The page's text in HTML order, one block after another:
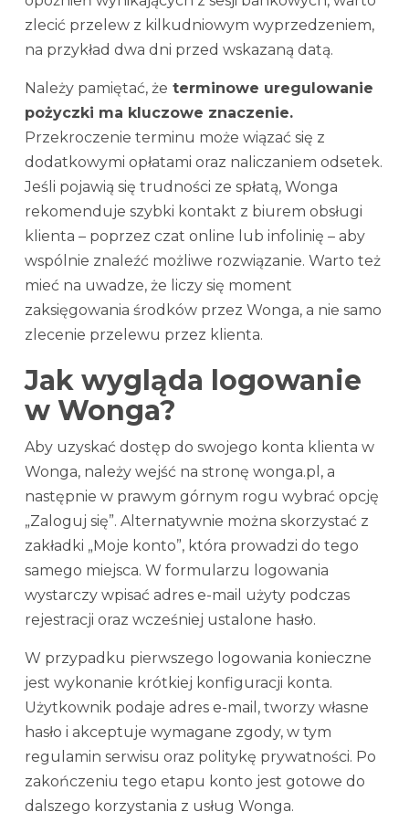
zlecić przelew z kilkudniowym wyprzedzeniem,
na przykład dwa dni przed wskazaną datą.
Należy pamiętać, że terminowe uregulowanie
pożyczki ma kluczowe znaczenie.
Przekroczenie terminu może wiązać się z
dodatkowymi opłatami oraz naliczaniem odsetek.
Jeśli pojawią się trudności ze spłatą, Wonga
rekomenduje szybki kontakt z biurem obsługi
klienta – poprzez czat online lub infolinię – aby
wspólnie znaleźć możliwe rozwiązanie. Warto też
mieć na uwadze, że liczy się moment
zaksięgowania środków przez Wonga, a nie samo
zlecenie przelewu przez klienta.
Jak wygląda logowanie
w Wonga?
Aby uzyskać dostęp do swojego konta klienta w
Wonga, należy wejść na stronę wonga.pl, a
następnie w prawym górnym rogu wybrać opcję
„Zaloguj się”. Alternatywnie można skorzystać z
zakładki „Moje konto”, która prowadzi do tego
samego miejsca. W formularzu logowania
wystarczy wpisać adres e-mail użyty podczas
rejestracji oraz wcześniej ustalone hasło.
W przypadku pierwszego logowania konieczne
jest wykonanie krótkiej konfiguracji konta.
Użytkownik podaje adres e-mail, tworzy własne
hasło i akceptuje wymagane zgody, w tym
regulamin serwisu oraz politykę prywatności. Po
zakończeniu tego etapu konto jest gotowe do
dalszego korzystania z usług Wonga.